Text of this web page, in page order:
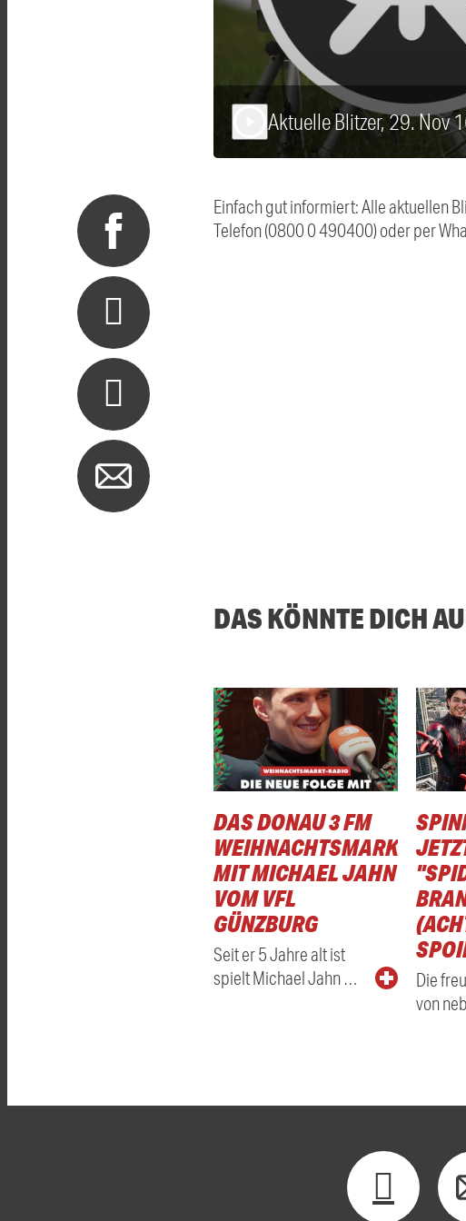
Aktuelle Blitzer, 29. Nov
Einfach gut informiert: Alle aktuellen
Telefon (0800 0 490400) oder per
DAS KÖNNTE DICH
DAS DONAU 3 FM
MIT MICHAEL JAHN
VOM VFL
GÜNZBURG
Seit er 5 Jahre alt ist
spielt Michael Jahn …
Die
von